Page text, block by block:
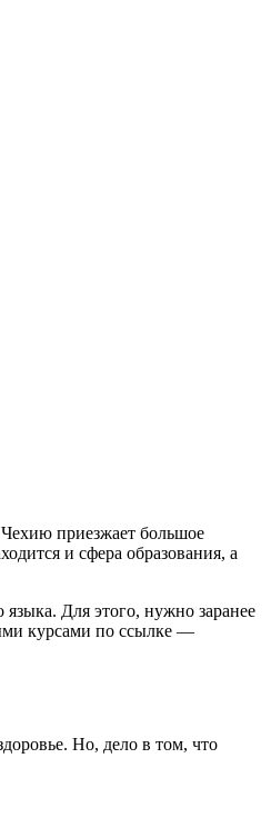
приезжает большое
и сфера образования, а
Для этого, нужно заранее
курсами по ссылке —
Но, дело в том, что